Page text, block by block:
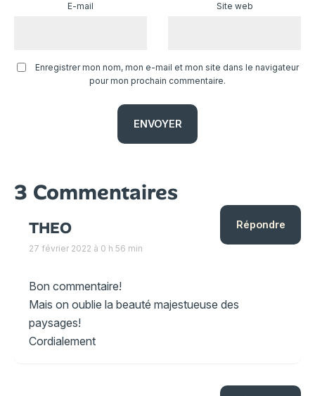
E-mail Site web
Enregistrer mon nom, mon e-mail et mon site dans le navigateur
pour mon prochain commentaire.
3 Commentaires
THEO
27 février 2022 à 0 h 56 min
Bon commentaire!
Mais on oublie la beauté majestueuse des
paysages!
Cordialement
Répondre